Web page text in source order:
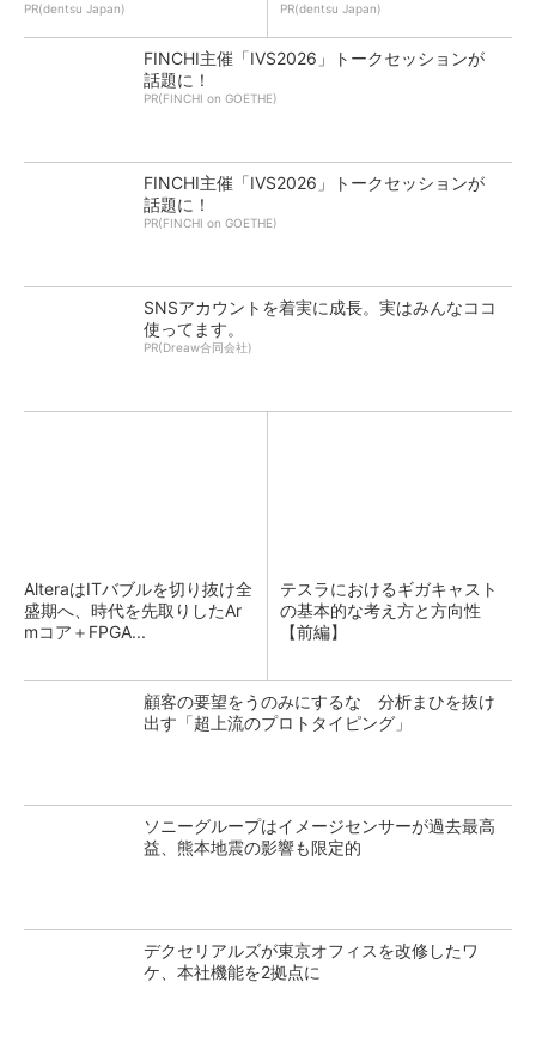
PR(dentsu Japan) PR(dentsu Japan)
FINCHI主催「IVS2026」トークセッションが
話題に！
PR(FINCHI on GOETHE)
FINCHI主催「IVS2026」トークセッションが
話題に！
PR(FINCHI on GOETHE)
SNSアカウントを着実に成長。実はみんなココ
使ってます。
PR(Dreaw合同会社)
AlteraはITバブルを切り抜け全
盛期へ、時代を先取りしたAr
mコア＋FPGA...
テスラにおけるギガキャスト
の基本的な考え方と方向性
【前編】
顧客の要望をうのみにするな 分析まひを抜け
出す「超上流のプロトタイピング」
ソニーグループはイメージセンサーが過去最高
益、熊本地震の影響も限定的
デクセリアルズが東京オフィスを改修したワ
ケ、本社機能を2拠点に